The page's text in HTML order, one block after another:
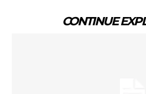
CONTINUE